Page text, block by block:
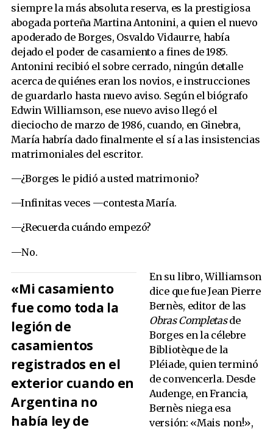
siempre la más absoluta reserva, es la prestigiosa
abogada porteña Martina Antonini, a quien el nuevo
apoderado de Borges, Osvaldo Vidaurre, había
dejado el poder de casamiento a fines de 1985.
Antonini recibió el sobre cerrado, ningún detalle
acerca de quiénes eran los novios, e instrucciones
de guardarlo hasta nuevo aviso. Según el biógrafo
Edwin Williamson, ese nuevo aviso llegó el
dieciocho de marzo de 1986, cuando, en Ginebra,
María habría dado finalmente el sí a las insistencias
matrimoniales del escritor.
—¿Borges le pidió a usted matrimonio?
—Infinitas veces —contesta María.
—¿Recuerda cuándo empezó?
—No.
«Mi casamiento
fue como toda la
legión de
casamientos
registrados en el
exterior cuando en
Argentina no
había ley de
En su libro, Williamson
dice que fue Jean Pierre
Bernès, editor de las
Obras Completasde
Borges en la célebre
Bibliotèque de la
Pléiade, quien terminó
de convencerla. Desde
Audenge, en Francia,
Bernès niega esa
versión: «Mais non!»,